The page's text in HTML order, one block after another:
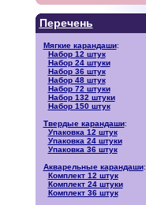
Перечень
Мягкие карандаши:
Набор 12 штук
Набор 24 штуки
Набор 36 штук
Набор 48 штук
Набор 72 штуки
Набор 132 штуки
Набор 150 штук
Твердые карандаши:
Упаковка 12 штук
Упаковка 24 штуки
Упаковка 36 штук
Акварельные карандаши:
Комплект 12 штук
Комплект 24 штуки
Комплект 36 штук